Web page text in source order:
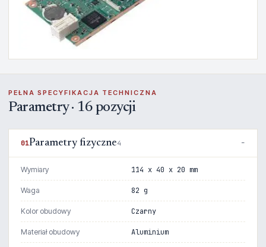
PEŁNA SPECYFIKACJA TECHNICZNA
Parametry · 16 pozycji
01Parametry fizyczne4
Wymiary 114 x 40 x 20 mm
Waga 82 g
Kolor obudowy Czarny
Materiał obudowy Aluminium